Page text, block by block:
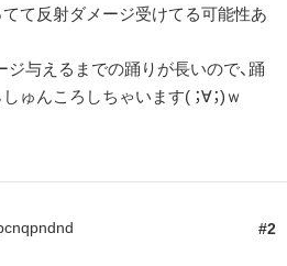
て反射ダメージ受けてる可能性あ
与えるまでの踊りが長いので、踊
ゅんころしちゃいます( ；∀；)ｗ
2